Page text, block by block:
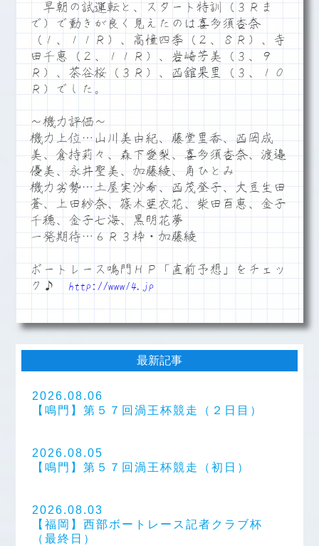
早朝の試運転と、スタート特訓（３Ｒま
で）で動きが良く見えたのは喜多須杏奈
（１、１１Ｒ）、高憧四季（２、８Ｒ）、寺
田千恵（２、１１Ｒ）、岩崎芳美（３、９
Ｒ）、茶谷桜（３Ｒ）、西舘果里（３、１０
Ｒ）でした。
～機力評価～
機力上位…山川美由紀、藤堂里香、西岡成
美、倉持莉々、森下愛梨、喜多須杏奈、渡邉
優美、永井聖美、加藤綾、角ひとみ
機力劣勢…土屋実沙希、西茂登子、大豆生田
蒼、上田紗奈、篠木亜衣花、柴田百恵、金子
千穂、金子七海、黒明花夢
一発期待…６Ｒ３枠・加藤綾
ボートレース鳴門ＨＰ「直前予想」をチェッ
ク♪ http://www14.jp
最新記事
2026.08.06
【鳴門】第５７回渦王杯競走（２日目）
2026.08.05
【鳴門】第５７回渦王杯競走（初日）
2026.08.03
【福岡】西部ボートレース記者クラブ杯
（最終日）